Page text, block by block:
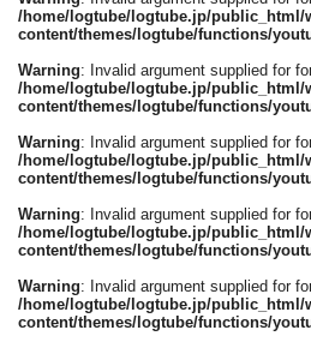
/home/logtube/logtube.jp/public_html/
content/themes/logtube/functions/
Warning: Invalid argument supplied for
/home/logtube/logtube.jp/public_html/
content/themes/logtube/functions/
Warning: Invalid argument supplied for
/home/logtube/logtube.jp/public_html/
content/themes/logtube/functions/
Warning: Invalid argument supplied for
/home/logtube/logtube.jp/public_html/
content/themes/logtube/functions/
Warning: Invalid argument supplied for
/home/logtube/logtube.jp/public_html/
content/themes/logtube/functions/